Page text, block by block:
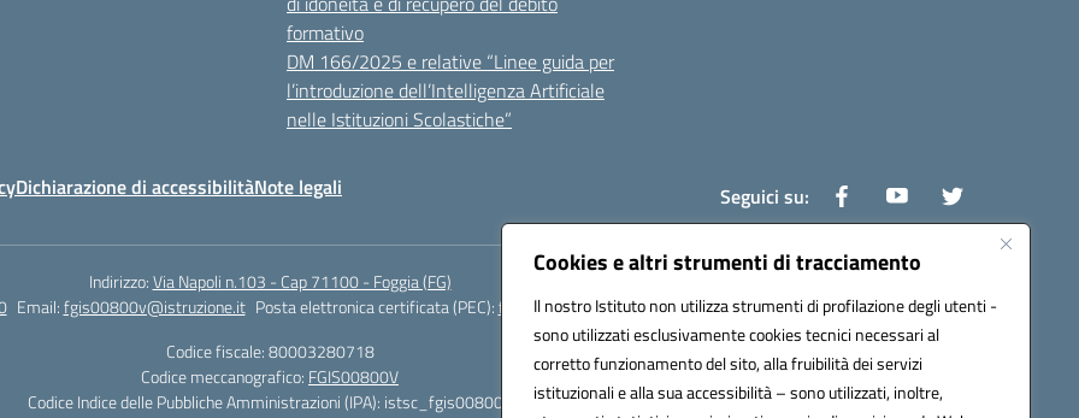
Cookies e altri strumenti di tracciamento
Il nostro Istituto non utilizza strumenti di profilazione degli utenti -
sono utilizzati esclusivamente cookies tecnici necessari al
corretto funzionamento del sito, alla fruibilità dei servizi
istituzionali e alla sua accessibilità – sono utilizzati, inoltre,
formativo
DM 166/2025 e relative “Linee guida per
l’introduzione dell’Intelligenza Artificiale
nelle Istituzioni Scolastiche”
Dichiarazione di accessibilitàNote legali Seguici su:
Indirizzo:Via Napoli n.103 - Cap 71100 - Foggia (FG)
Email:fgis00800v@istruzione.it Posta elettronica certificata (PEC):fgis00800v@pec.istruzione.it
Codice fiscale: 80003280718
Codice meccanografico: FGIS00800V
Codice Indice delle Pubbliche Amministrazioni (IPA): istsc_fgis00800v